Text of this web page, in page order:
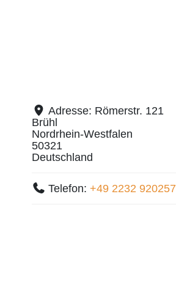
Adresse: Römerstr. 121
Brühl
Nordrhein-Westfalen
50321
Deutschland
Telefon: +49 2232 920257